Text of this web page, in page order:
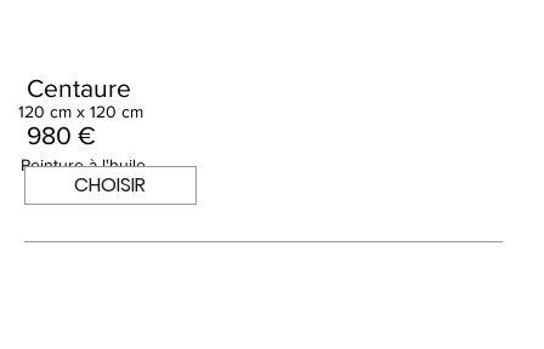
Centaure
Peinture à l'huile
980 €
120 cm x 120 cm
CHOISIR